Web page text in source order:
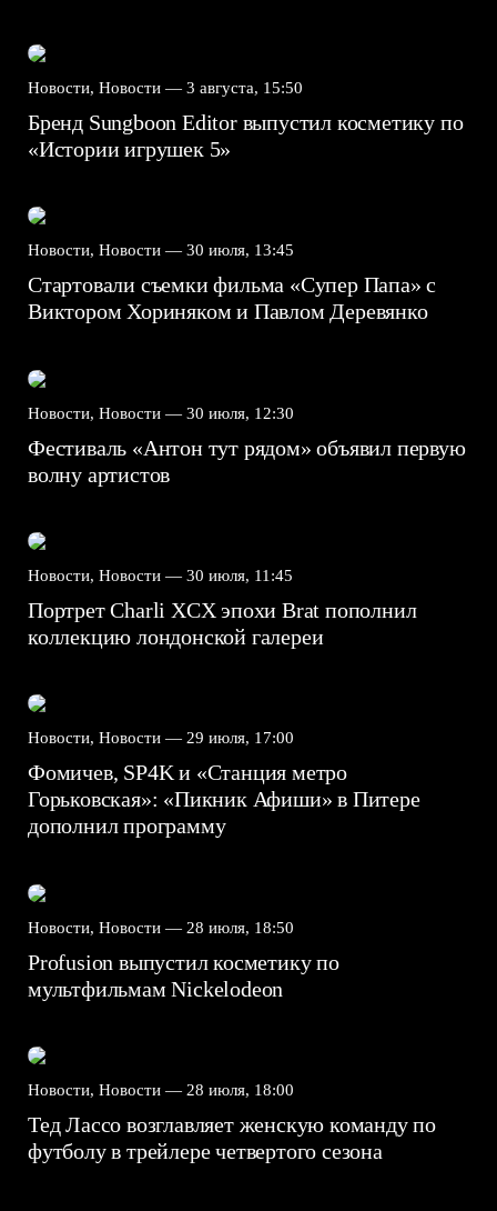
Новости, Новости — 3 августа, 15:50
Бренд Sungboon Editor выпустил косметику по
«Истории игрушек 5»
Новости, Новости — 30 июля, 13:45
Стартовали съемки фильма «Супер Папа» с
Виктором Хориняком и Павлом Деревянко
Новости, Новости — 30 июля, 12:30
Фестиваль «Антон тут рядом» объявил первую
волну артистов
Новости, Новости — 30 июля, 11:45
Портрет Charli XCX эпохи Brat пополнил
коллекцию лондонской галереи
Новости, Новости — 29 июля, 17:00
Фомичев, SP4K и «Станция метро
Горьковская»: «Пикник Афиши» в Питере
дополнил программу
Новости, Новости — 28 июля, 18:50
Profusion выпустил косметику по
мультфильмам Nickelodeon
Новости, Новости — 28 июля, 18:00
Тед Лассо возглавляет женскую команду по
футболу в трейлере четвертого сезона